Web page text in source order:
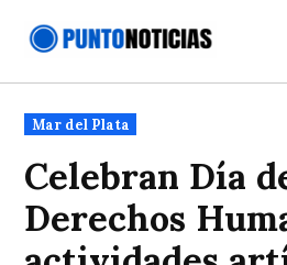
Publicado
en
Mar del Plata
Celebran Día
Derechos